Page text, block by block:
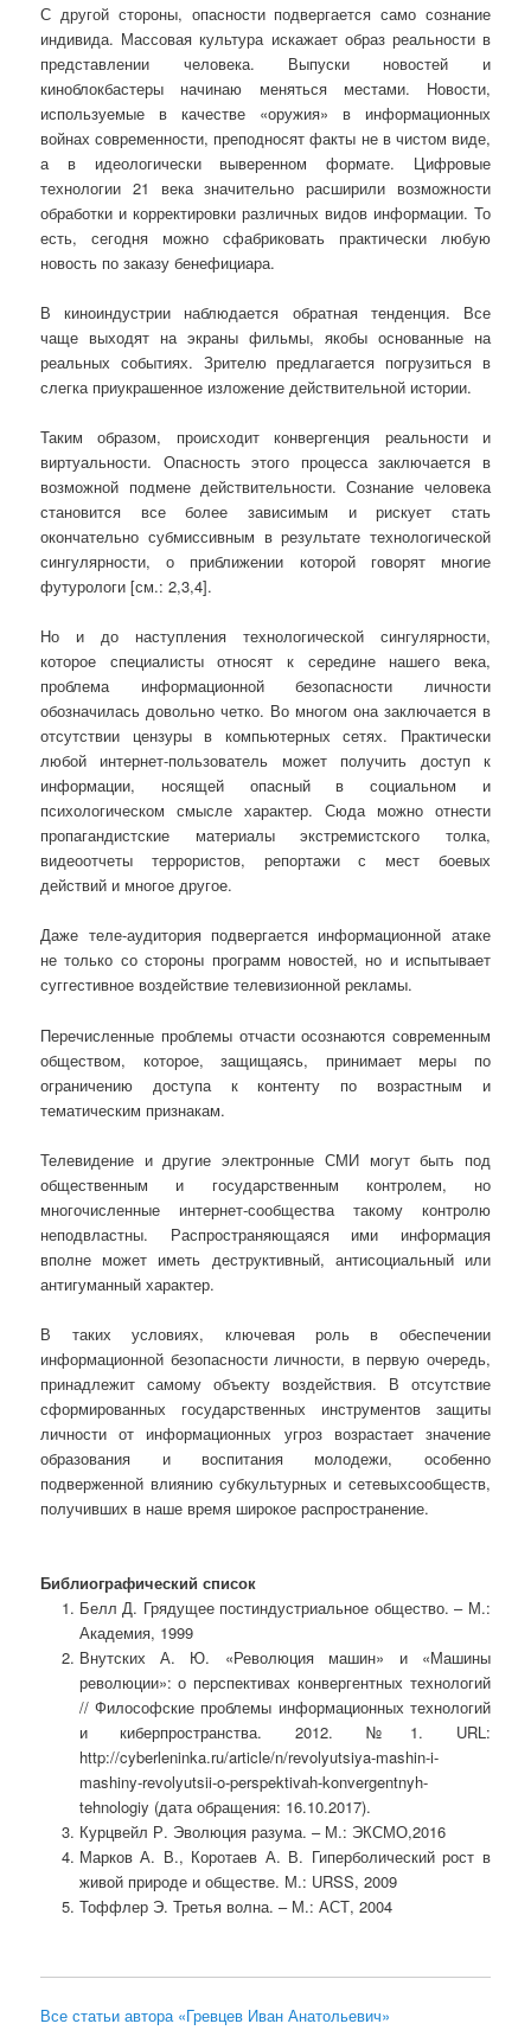
С другой стороны, опасности подвергается само сознание
индивида. Массовая культура искажает образ реальности в
представлении человека. Выпуски новостей и
киноблокбастеры начинаю меняться местами. Новости,
используемые в качестве «оружия» в информационных
войнах современности, преподносят факты не в чистом виде,
а в идеологически выверенном формате. Цифровые
технологии 21 века значительно расширили возможности
обработки и корректировки различных видов информации. То
есть, сегодня можно сфабриковать практически любую
новость по заказу бенефициара.
В киноиндустрии наблюдается обратная тенденция. Все
чаще выходят на экраны фильмы, якобы основанные на
реальных событиях. Зрителю предлагается погрузиться в
слегка приукрашенное изложение действительной истории.
Таким образом, происходит конвергенция реальности и
виртуальности. Опасность этого процесса заключается в
возможной подмене действительности. Сознание человека
становится все более зависимым и рискует стать
окончательно субмиссивным в результате технологической
сингулярности, о приближении которой говорят многие
футурологи [см.: 2,3,4].
Но и до наступления технологической сингулярности,
которое специалисты относят к середине нашего века,
проблема информационной безопасности личности
обозначилась довольно четко. Во многом она заключается в
отсутствии цензуры в компьютерных сетях. Практически
любой интернет-пользователь может получить доступ к
информации, носящей опасный в социальном и
психологическом смысле характер. Сюда можно отнести
пропагандистские материалы экстремистского толка,
видеоотчеты террористов, репортажи с мест боевых
действий и многое другое.
Даже теле-аудитория подвергается информационной атаке
не только со стороны программ новостей, но и испытывает
суггестивное воздействие телевизионной рекламы.
Перечисленные проблемы отчасти осознаются современным
обществом, которое, защищаясь, принимает меры по
ограничению доступа к контенту по возрастным и
тематическим признакам.
Телевидение и другие электронные СМИ могут быть под
общественным и государственным контролем, но
многочисленные интернет-сообщества такому контролю
неподвластны. Распространяющаяся ими информация
вполне может иметь деструктивный, антисоциальный или
антигуманный характер.
В таких условиях, ключевая роль в обеспечении
информационной безопасности личности, в первую очередь,
принадлежит самому объекту воздействия. В отсутствие
сформированных государственных инструментов защиты
личности от информационных угроз возрастает значение
образования и воспитания молодежи, особенно
подверженной влиянию субкультурных и сетевыхсообществ,
получивших в наше время широкое распространение.
Библиографический список
Белл Д. Грядущее постиндустриальное общество. – М.:
Академия, 1999
Внутских А. Ю. «Революция машин» и «Машины
революции»: о перспективах конвергентных технологий
// Философские проблемы информационных технологий
и киберпространства. 2012. №1. URL:
http://cyberleninka.ru/article/n/revolyutsiya-mashin-i-
mashiny-revolyutsii-o-perspektivah-konvergentnyh-
tehnologiy (дата обращения: 16.10.2017).
Курцвейл Р. Эволюция разума. – М.: ЭКСМО,2016
Марков А. В., Коротаев А. В. Гиперболический рост в
живой природе и обществе. М.: URSS, 2009
Тоффлер Э. Третья волна. – М.: АСТ, 2004
Все статьи автора «Гревцев Иван Анатольевич»